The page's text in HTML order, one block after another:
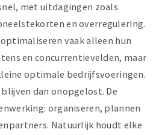
met uitdagingen zoals
en overregulering.
vaak alleen hun
en concurrentievelden, maar
optimale bedrijfsvoeringen.
dan onopgelost. De
organiseren, plannen
Natuurlijk houdt elke